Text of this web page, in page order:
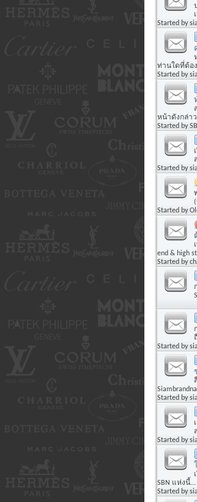
Started by
ท่านใดที่ต้อ
Started by
หน้าดังกล่าว
Started by
Started by
Started by
end & high
Started by
Started by
Started by
Started by
SBN แห่งนี้...
Started by